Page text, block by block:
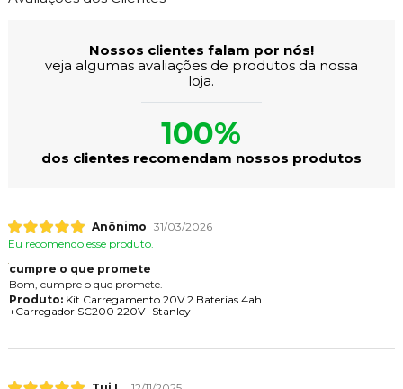
Nossos clientes falam por nós!
veja algumas avaliações de produtos da nossa
loja.
100%
dos clientes recomendam nossos produtos
Anônimo 31/03/2026
Eu recomendo esse produto.
cumpre o que promete
Bom, cumpre o que promete.
Produto:Kit Carregamento 20V 2 Baterias 4ah
+Carregador SC200 220V -Stanley